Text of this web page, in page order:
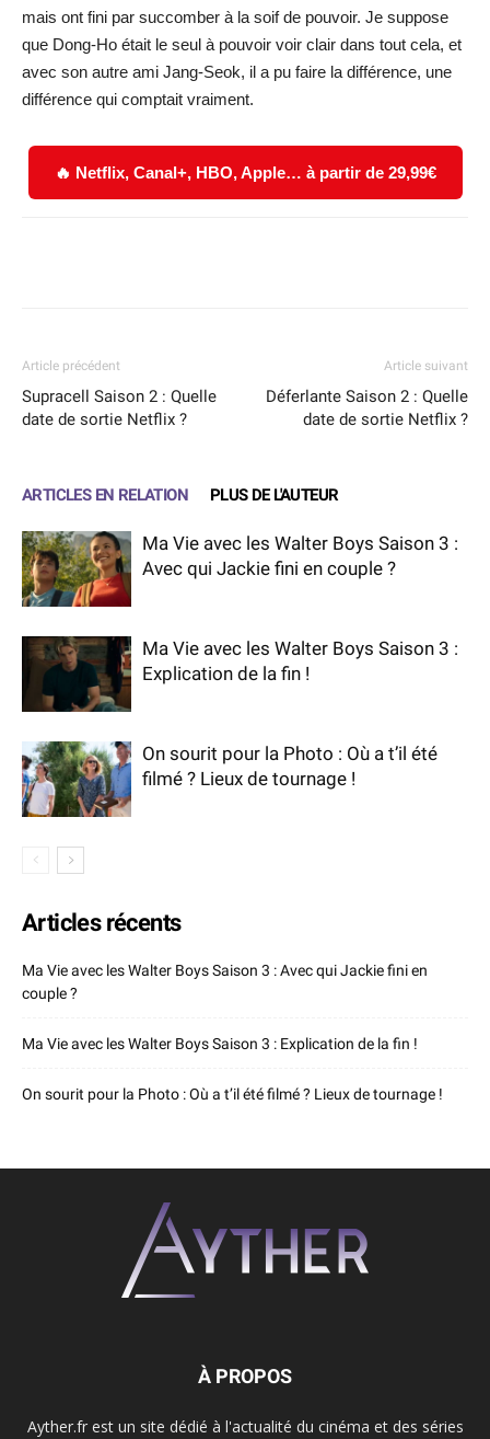
mais ont fini par succomber à la soif de pouvoir. Je suppose
que Dong-Ho était le seul à pouvoir voir clair dans tout cela, et
avec son autre ami Jang-Seok, il a pu faire la différence, une
différence qui comptait vraiment.
🔥 Netflix, Canal+, HBO, Apple… à partir de 29,99€
Article précédent
Supracell Saison 2 : Quelle
date de sortie Netflix ?
Article suivant
Déferlante Saison 2 : Quelle
date de sortie Netflix ?
ARTICLES EN RELATION PLUS DE L'AUTEUR
Ma Vie avec les Walter Boys Saison 3 :
Avec qui Jackie fini en couple ?
Ma Vie avec les Walter Boys Saison 3 :
Explication de la fin !
On sourit pour la Photo : Où a t’il été
filmé ? Lieux de tournage !
Articles récents
Ma Vie avec les Walter Boys Saison 3 : Avec qui Jackie fini en
couple ?
Ma Vie avec les Walter Boys Saison 3 : Explication de la fin !
On sourit pour la Photo : Où a t’il été filmé ? Lieux de tournage !
À PROPOS
Ayther.fr est un site dédié à l'actualité du cinéma et des séries